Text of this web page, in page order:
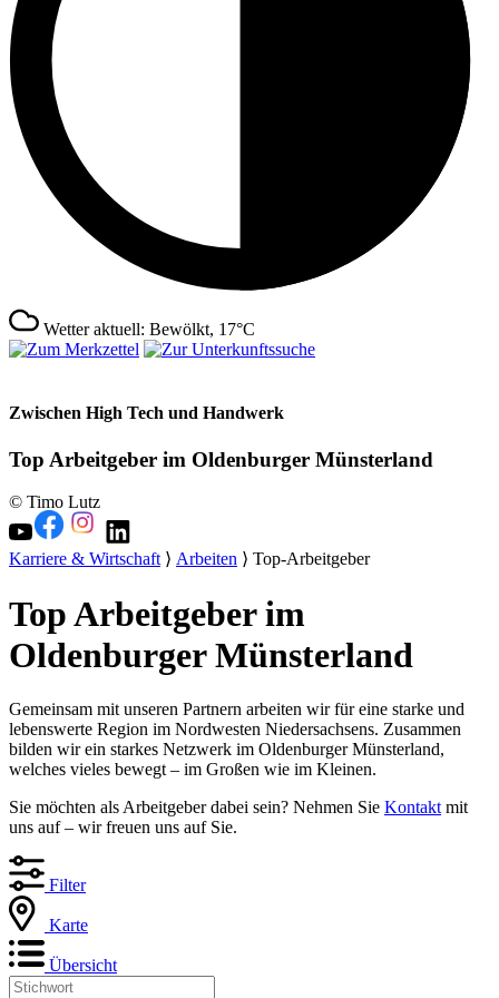
Wetter aktuell: Bewölkt, 17°C
Zwischen High Tech und Handwerk
Top Arbeitgeber im Oldenburger Münsterland
© Timo Lutz
Karriere & Wirtschaft⟩ Arbeiten ⟩ Top-Arbeitgeber
Top Arbeitgeber im
Oldenburger Münsterland
Gemeinsam mit unseren Partnern arbeiten wir für eine starke und
lebenswerte Region im Nordwesten Niedersachsens. Zusammen
bilden wir ein starkes Netzwerk im Oldenburger Münsterland,
welches vieles bewegt – im Großen wie im Kleinen.
Sie möchten als Arbeitgeber dabei sein? Nehmen Sie Kontakt mit
uns auf – wir freuen uns auf Sie.
Filter
Karte
Übersicht